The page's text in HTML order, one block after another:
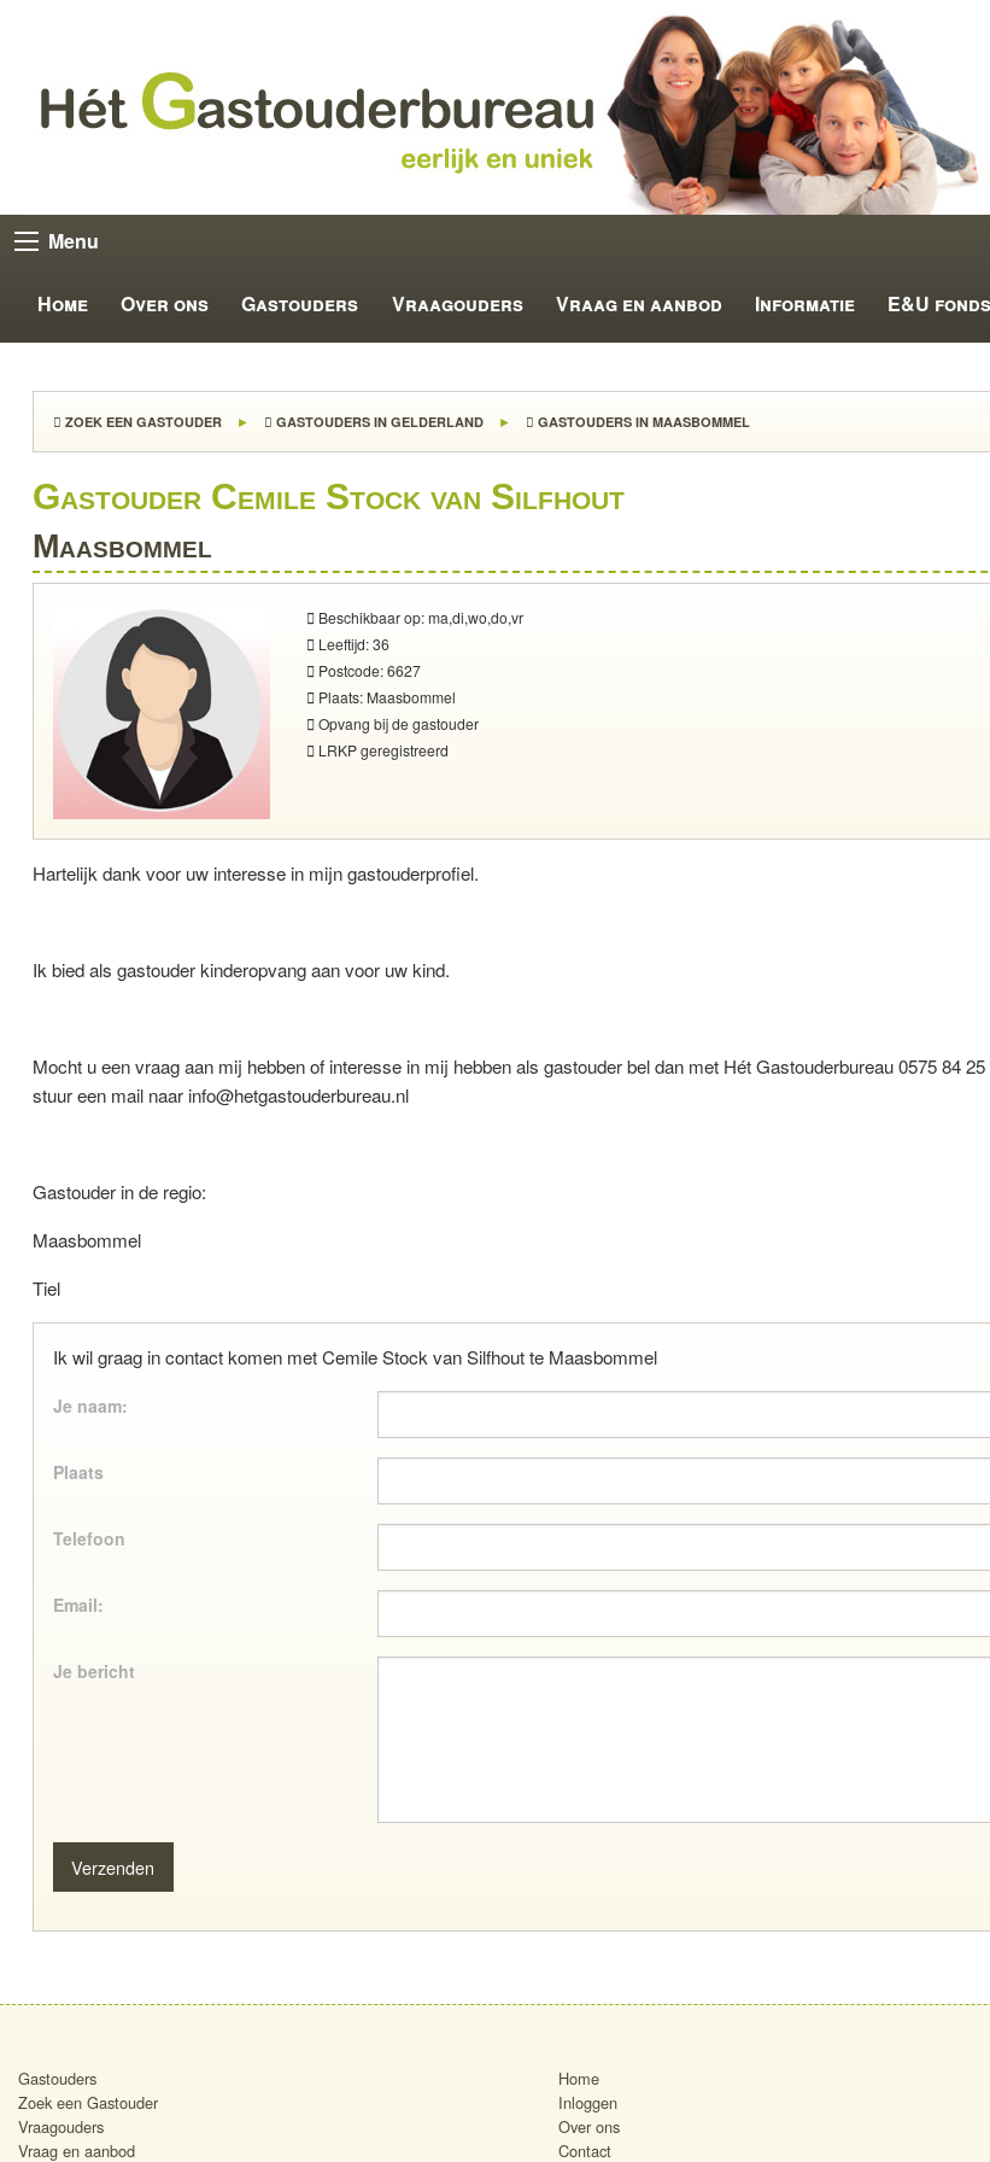
Menu
Home Over ons Gastouders Vraagouders Vraag en aanbod Informatie E&U fonds
ZOEK EEN GASTOUDER GASTOUDERS IN GELDERLAND GASTOUDERS IN MAASBOMMEL
Gastouder Cemile Stock van Silfhout
Maasbommel
Beschikbaar op: ma,di,wo,do,vr
Leeftijd: 36
Postcode: 6627
Plaats: Maasbommel
Opvang bij de gastouder
LRKP geregistreerd
Hartelijk dank voor uw interesse in mijn gastouderprofiel.
Ik bied als gastouder kinderopvang aan voor uw kind.
Mocht u een vraag aan mij hebben of interesse in mij hebben als gastouder bel dan met Hét Gastouderbureau 0575 84 25
stuur een mail naar info@hetgastouderbureau.nl
Gastouder in de regio:
Maasbommel
Tiel
Ik wil graag in contact komen met Cemile Stock van Silfhout te Maasbommel
Je naam:
Plaats
Telefoon
Email:
Je bericht
Gastouders
Zoek een Gastouder
Vraagouders
Vraag en aanbod
Home
Inloggen
Over ons
Contact